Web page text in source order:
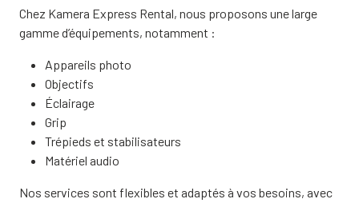
Chez Kamera Express Rental, nous proposons une large
gamme d’équipements, notamment :
Appareils photo
Objectifs
Éclairage
Grip
Trépieds et stabilisateurs
Matériel audio
Nos services sont flexibles et adaptés à vos besoins, avec